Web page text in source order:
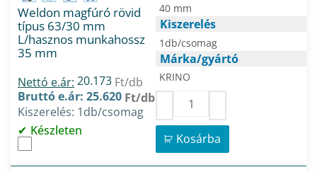
Weldon magfúró rövid
típus 63/30 mm
L/hasznos munkahossz
35 mm
Nettó e.ár: 20.173 Ft/db
Bruttó e.ár: 25.620 Ft/db
Kiszerelés: 1db/csomag
Készleten
40 mm
Kiszerelés
1db/csomag
Márka/gyártó
KRINO
Kosárba